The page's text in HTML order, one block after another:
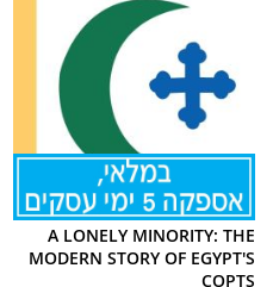
A LONELY MINORITY: THE
MODERN STORY OF EGYPT'S
COPTS